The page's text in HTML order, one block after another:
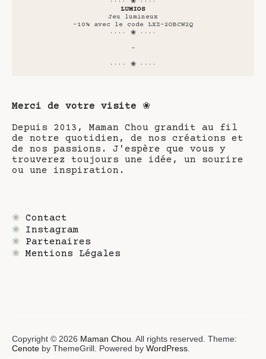
LUMIOS
Jeu lumineux
-10% avec le code LXZ-2OBCW2Q
···· ❀ ····
-
···· ❀ ····
Merci de votre visite ❀
Depuis 2013, Maman Chou grandit au fil
de notre quotidien, de nos créations et
de nos passions. J'espère que vous y
trouverez toujours une idée, un sourire
ou une inspiration.
❀ Contact
❀ Instagram
❀ Partenaires
❀ Mentions Légales
Copyright © 2026 Maman Chou . All rights reserved. Theme:
Cenote by ThemeGrill. Powered by WordPress